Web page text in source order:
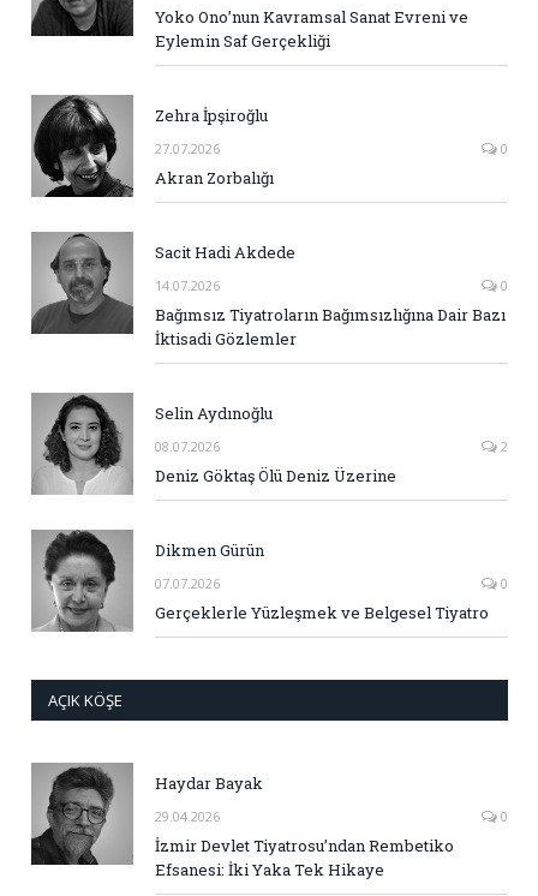
Yoko Ono’nun Kavramsal Sanat Evreni ve
Eylemin Saf Gerçekliği
Zehra İpşiroğlu
27.07.2026 0
Akran Zorbalığı
Sacit Hadi Akdede
14.07.2026 0
Bağımsız Tiyatroların Bağımsızlığına Dair Bazı
İktisadi Gözlemler
Selin Aydınoğlu
08.07.2026 2
Deniz Göktaş Ölü Deniz Üzerine
Dikmen Gürün
07.07.2026 0
Gerçeklerle Yüzleşmek ve Belgesel Tiyatro
AÇIK KÖŞE
Haydar Bayak
29.04.2026 0
İzmir Devlet Tiyatrosu’ndan Rembetiko
Efsanesi: İki Yaka Tek Hikaye